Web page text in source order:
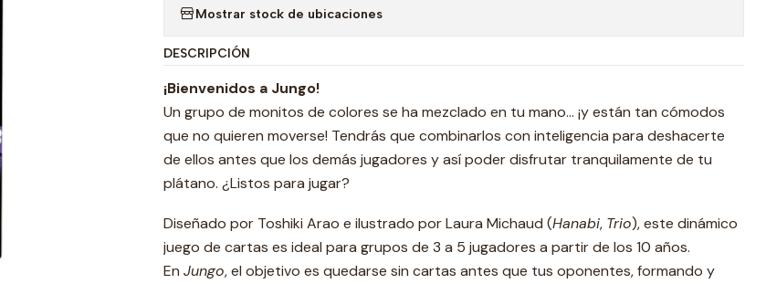
Mostrar stock de ubicaciones
DESCRIPCIÓN
¡Bienvenidos a Jungo!
Un grupo de monitos de colores se ha mezclado en tu mano… ¡y están tan cómodos
que no quieren moverse! Tendrás que combinarlos con inteligencia para deshacerte
de ellos antes que los demás jugadores y así poder disfrutar tranquilamente de tu
plátano. ¿Listos para jugar?
Diseñado por Toshiki Arao e ilustrado por Laura Michaud (Hanabi, Trio), este dinámico
juego de cartas es ideal para grupos de 3 a 5 jugadores a partir de los 10 años.
En Jungo, el objetivo es quedarse sin cartas antes que tus oponentes, formando y